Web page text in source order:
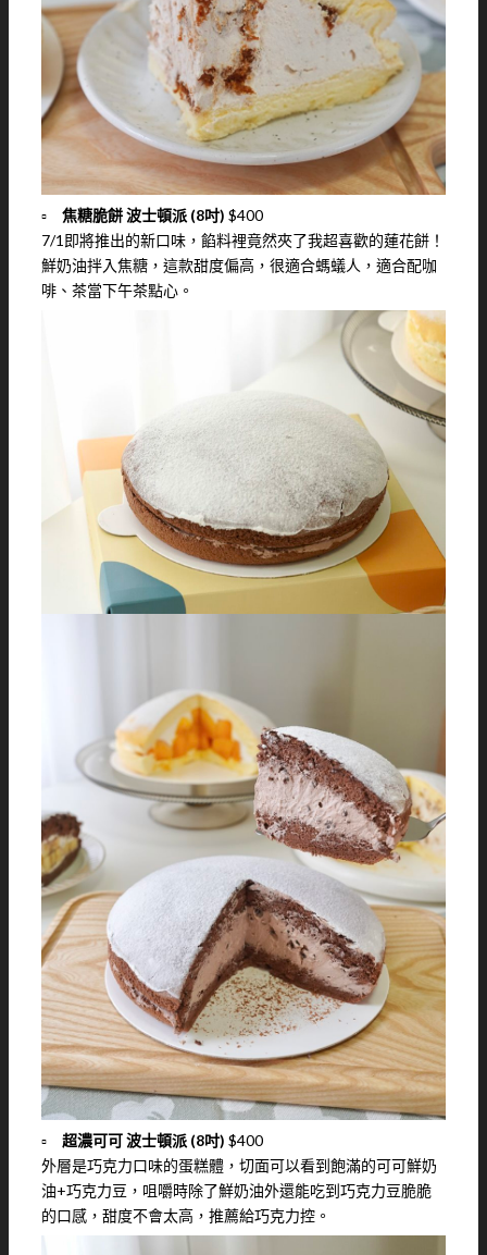
▫️ 焦糖脆餅 波士頓派 (8吋) $400
7/1即將推出的新口味，餡料裡竟然夾了我超喜歡的蓮花餅！
鮮奶油拌入焦糖，這款甜度偏高，很適合螞蟻人，適合配咖
啡、茶當下午茶點心。
▫️ 超濃可可 波士頓派 (8吋) $400
外層是巧克力口味的蛋糕體，切面可以看到飽滿的可可鮮奶
油+巧克力豆，咀嚼時除了鮮奶油外還能吃到巧克力豆脆脆
的口感，甜度不會太高，推薦給巧克力控。